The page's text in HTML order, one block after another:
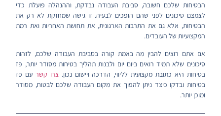
הבטיחות שלכם חשובה, סביבת העבודה נבדקת, וההנהלה פועלת כדי
לצמצם סיכונים לפני שהם הופכים לבעיה. זו גישה שמחזקת לא רק את
הבטיחות, אלא גם את התרבות הארגונית, את תחושת האחריות ואת רמת
המקצועיות של העובדים.
אם אתם רוצים להבין מה באמת קורה בסביבת העבודה שלכם, לזהות
סיכונים שלא תמיד רואים ביום יום ולבנות תהליך בטיחות מסודר יותר, פז
בטיחות היא כתובת מקצועית לליווי, הדרכה ויישום נכון.צרו קשרעם פז
בטיחות ובדקו כיצד ניתן להפוך את מקום העבודה שלכם לבטוח, מסודר
ומוכן יותר.